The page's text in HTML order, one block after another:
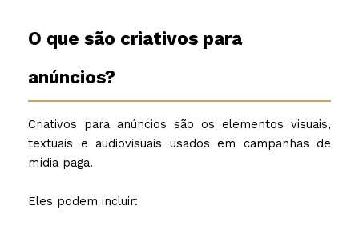
O que são criativos para
anúncios?
Criativos para anúncios são os elementos visuais,
textuais e audiovisuais usados em campanhas de
mídia paga.
Eles podem incluir: